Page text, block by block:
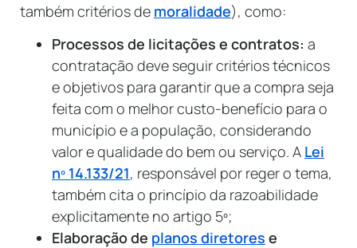
também critérios de moralidade), como:
Processos de licitações e contratos: a
contratação deve seguir critérios técnicos
e objetivos para garantir que a compra seja
feita com o melhor custo-benefício para o
município e a população, considerando
valor e qualidade do bem ou serviço. A Lei
nº 14.133/21, responsável por reger o tema,
também cita o princípio da razoabilidade
explicitamente no artigo 5º;
Elaboração de planos diretores e